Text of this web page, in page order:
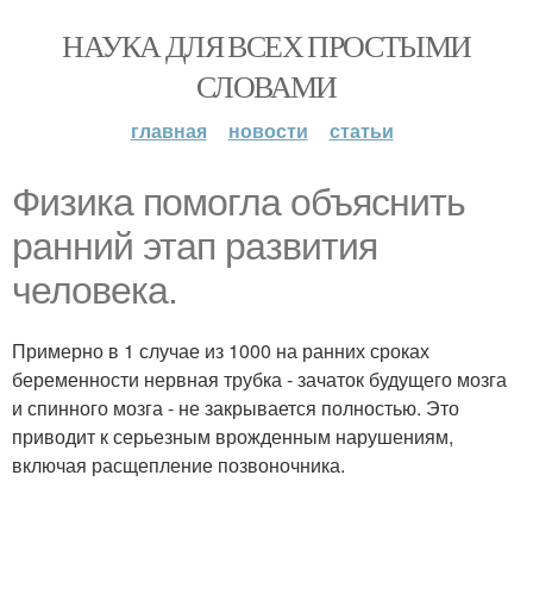
НАУКА ДЛЯ ВСЕХ ПРОСТЫМИ
СЛОВАМИ
главная новости статьи
Физика помогла объяснить
ранний этап развития
человека.
Примерно в 1 случае из 1000 на ранних сроках
беременности нервная трубка - зачаток будущего мозга
и спинного мозга - не закрывается полностью. Это
приводит к серьезным врожденным нарушениям,
включая расщепление позвоночника.